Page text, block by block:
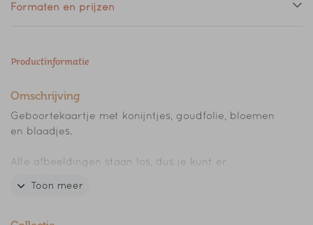
Formaten en prijzen
Productinformatie
Omschrijving
Geboortekaartje met konijntjes, goudfolie, bloemen
en blaadjes.
Alle afbeeldingen staan los, dus je kunt er
van maken.
Heb je hulp nodig bij de opmaak van het kaartje,
Toon meer